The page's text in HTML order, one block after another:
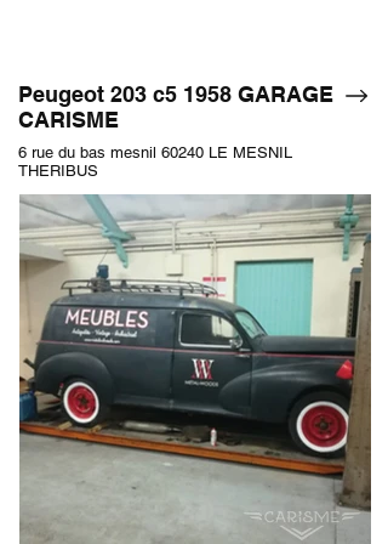
Peugeot 203 c5 1958 GARAGE
CARISME
6 rue du bas mesnil 60240 LE MESNIL
THERIBUS